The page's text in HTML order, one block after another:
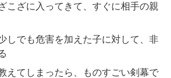
こざに入ってきて、すぐに相手の親
しでも危害を加えた子に対して、非
えてしまったら、ものすごい剣幕で